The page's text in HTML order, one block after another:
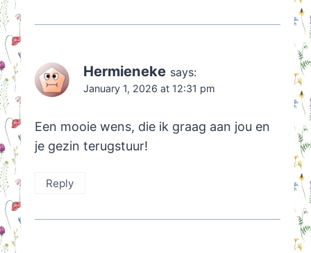
Hermieneke says:
January 1, 2026 at 12:31 pm
Een mooie wens, die ik graag aan jou en
je gezin terugstuur!
Reply